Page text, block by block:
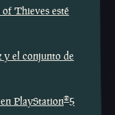
of Thieves esté
y el conjunto de
PlayStation®5